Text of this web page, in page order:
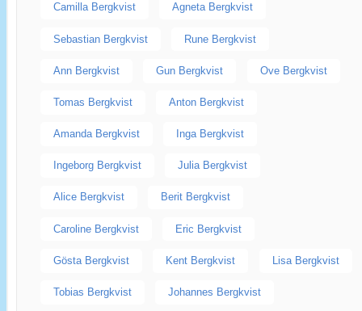
Camilla Bergkvist Agneta Bergkvist
Sebastian Bergkvist Rune Bergkvist
Ann Bergkvist Gun Bergkvist Ove Bergkvist
Tomas Bergkvist Anton Bergkvist
Amanda Bergkvist Inga Bergkvist
Ingeborg Bergkvist Julia Bergkvist
Alice Bergkvist Berit Bergkvist
Caroline Bergkvist Eric Bergkvist
Gösta Bergkvist Kent Bergkvist Lisa Bergkvist
Tobias Bergkvist Johannes Bergkvist